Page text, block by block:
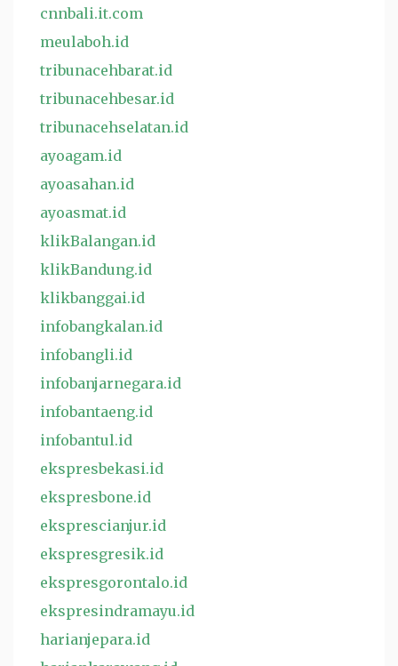
cnnbali.it.com
meulaboh.id
tribunacehbarat.id
tribunacehbesar.id
tribunacehselatan.id
ayoagam.id
ayoasahan.id
ayoasmat.id
klikBalangan.id
klikBandung.id
klikbanggai.id
infobangkalan.id
infobangli.id
infobanjarnegara.id
infobantaeng.id
infobantul.id
ekspresbekasi.id
ekspresbone.id
eksprescianjur.id
ekspresgresik.id
ekspresgorontalo.id
ekspresindramayu.id
harianjepara.id